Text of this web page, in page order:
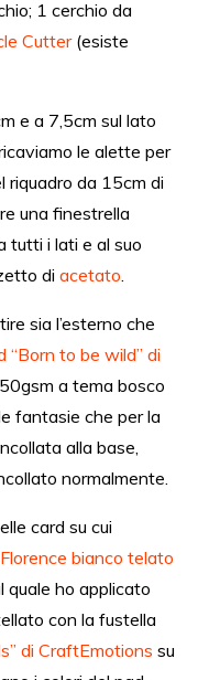
1 cerchio da
Cutter(esiste
e a 7,5cm sul lato
le alette per
riquadro da 15cm di
una finestrella
tutti i lati e al suo
diacetato
sia l’esterno che
“Born to be wild” di
a tema bosco
fantasie che per la
alla base,
normalmente.
card su cui
bianco telato
ho applicato
con la fustella
di CraftEmotions su